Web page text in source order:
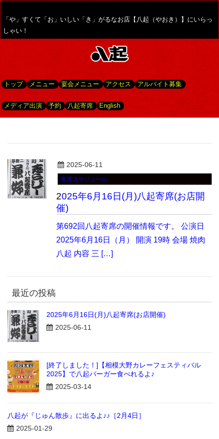
「や」すくて「お」いしい「き」がるなお店【八起（やおき）】にいらっ
しゃい！
トップ メニュー 宴会メニュー アクセス アルバイト募集
メディア出演 予約 八起寄席 English
2025-06-11
寄席スケジュール
2025年6月16日(月)八起寄席(お店開
催)
第692回八起寄席の開催情報です。 公演日
2025年6月16日（月） 開演 19時 会場 焼肉
八起 内容 三 […]
最近の投稿
2025年6月16日(月)八起寄席(お店開催)
2025-06-11
[終了しました！]【相模大野カレーフェスティバル
2025】で八起バーガー食べれるよ♪
2025-03-14
八起が『じゅん散歩』に出るよ♪♪［2月4日］
2025-01-29